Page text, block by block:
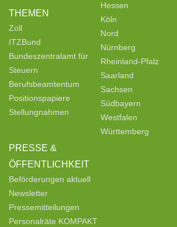
THEMEN
Zoll
ITZBund
Bundeszentralamt für
Steuern
Berufsbeamtentum
Positionspapiere
Stellungnahmen
PRESSE &
ÖFFENTLICHKEIT
Beförderungen aktuell
Newsletter
Pressemitteilungen
Personalräte KOMPAKT
Hessen
Köln
Nord
Nürnberg
Rheinland-Pfalz
Saarland
Sachsen
Südbayern
Westfalen
Württemberg